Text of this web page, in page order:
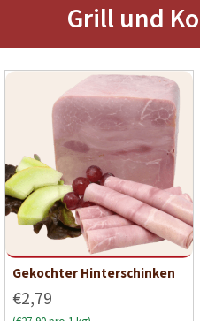
Grill und
Gekochter Hinterschinken
€2,79